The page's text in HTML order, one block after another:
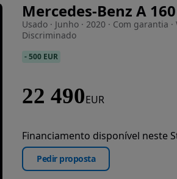
Mercedes-Benz A
Usado · Junho · 2020 · Com garantia ·
Discriminado
-500 EUR
22 490EUR
Financiamento disponível neste
Pedir proposta